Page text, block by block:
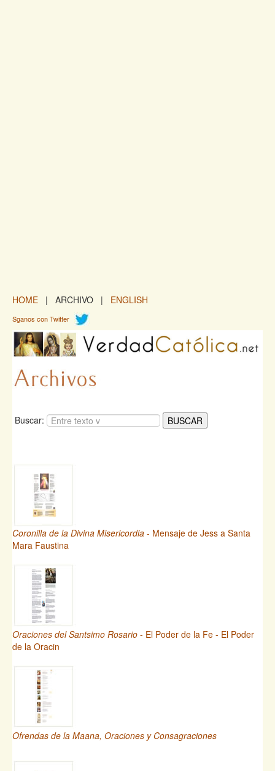
HOME | ARCHIVO | ENGLISH
Sganos con Twitter
Buscar:
Coronilla de la Divina Misericordia - Mensaje de Jess a Santa
Mara Faustina
Oraciones del Santsimo Rosario - El Poder de la Fe - El Poder
de la Oracin
Ofrendas de la Maana, Oraciones y Consagraciones